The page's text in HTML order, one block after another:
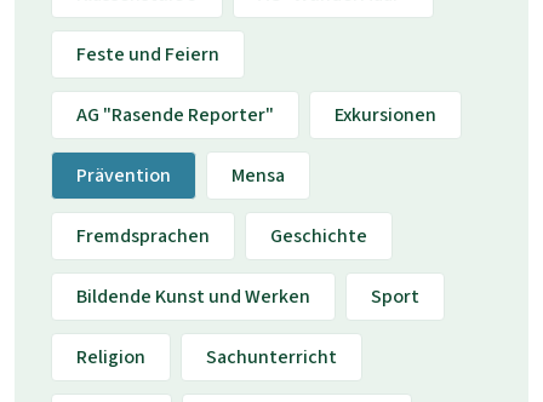
Feste und Feiern
AG "Rasende Reporter" Exkursionen
Prävention Mensa
Fremdsprachen Geschichte
Bildende Kunst und Werken Sport
Religion Sachunterricht